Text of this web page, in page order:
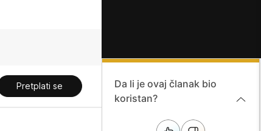
Pretplati se
Da li je ovaj članak bio
koristan?